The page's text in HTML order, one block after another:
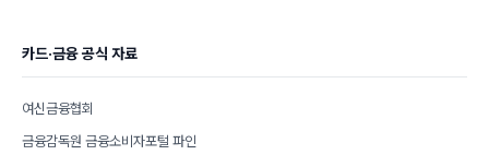
카드·금융 공식 자료
여신금융협회
금융감독원 금융소비자포털 파인